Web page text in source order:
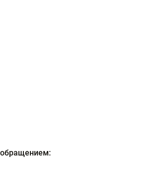
обращением: